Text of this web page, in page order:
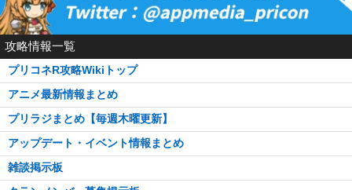
攻略情報一覧
プリコネR攻略Wikiトップ
アニメ最新情報まとめ
プリラジまとめ【毎週木曜更新】
アップデート・イベント情報まとめ
雑談掲示板